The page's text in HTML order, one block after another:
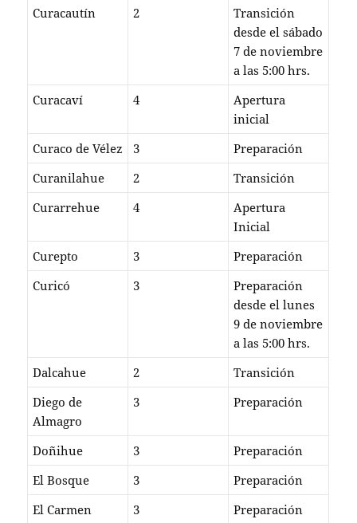
Curacautín
2
Transición
desde el sábado
7 de noviembre
a las 5:00 hrs.
Curacaví
4
Apertura
inicial
Curaco de Vélez
3
Preparación
Curanilahue
2
Transición
Curarrehue
4
Apertura
Inicial
Curepto
3
Preparación
Curicó
3
Preparación
desde el lunes
9 de noviembre
a las 5:00 hrs.
Dalcahue
2
Transición
Diego de
Almagro
3 Preparación
Doñihue 3
Preparación
El Bosque
3
Preparación
El Carmen
3
Preparación